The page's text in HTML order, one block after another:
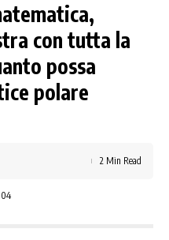
con tutta la
possa
polare
2 Min Read